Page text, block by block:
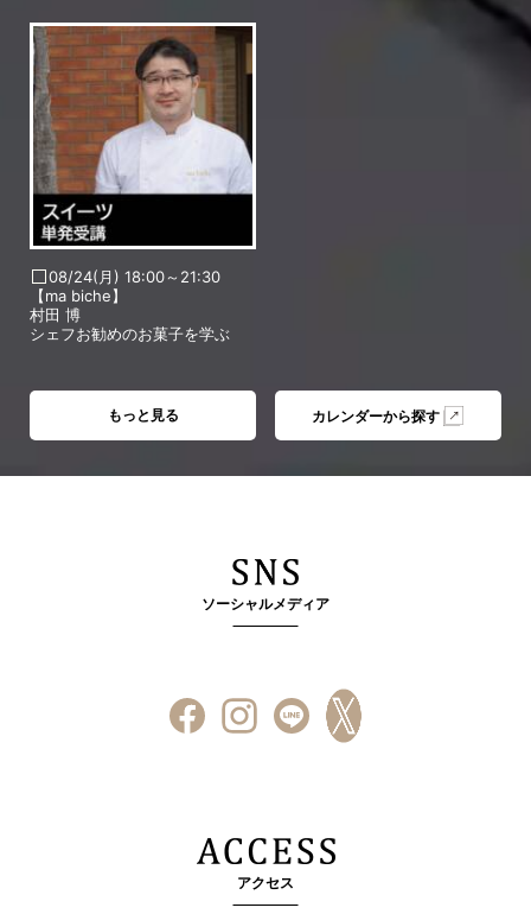
08/24(月) 18:00～21:30
【ma biche】
村田 博
シェフお勧めのお菓子を学ぶ
もっと見る カレンダーから探す
ソーシャルメディア
アクセス